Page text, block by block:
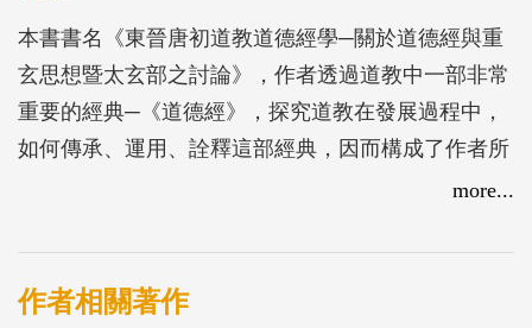
本書書名《東晉唐初道教道德經學─關於道德經與重
玄思想暨太玄部之討論》，作者透過道教中一部非常
重要的經典─《道德經》，探究道教在發展過程中，
如何傳承、運用、詮釋這部經典，因而構成了作者所
謂之「道教道德經學」的研究領域。本文選擇一部特
內部的豐富奧義。扣緊這部經典，藉以考察，同樣一
部經典，對於士族的魏晉玄學與宗教的道教，究竟呈
more...
作者相關著作